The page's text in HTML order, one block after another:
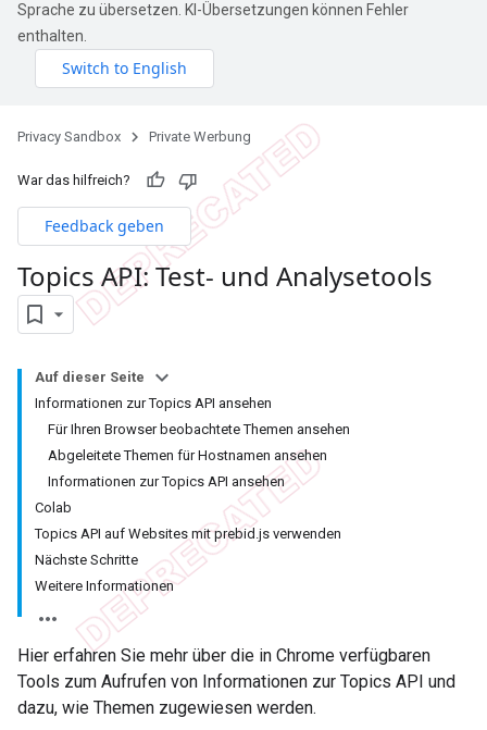
Sprache zu übersetzen. KI-Übersetzungen können Fehler
enthalten.
Privacy Sandbox Private Werbung
War das hilfreich?
Feedback geben
Topics API: Test- und Analysetools
Auf dieser Seite
Informationen zur Topics API ansehen
Für Ihren Browser beobachtete Themen ansehen
Abgeleitete Themen für Hostnamen ansehen
Informationen zur Topics API ansehen
Colab
Topics API auf Websites mit prebid.js verwenden
Nächste Schritte
Weitere Informationen
Hier erfahren Sie mehr über die in Chrome verfügbaren
Tools zum Aufrufen von Informationen zur Topics API und
dazu, wie Themen zugewiesen werden.